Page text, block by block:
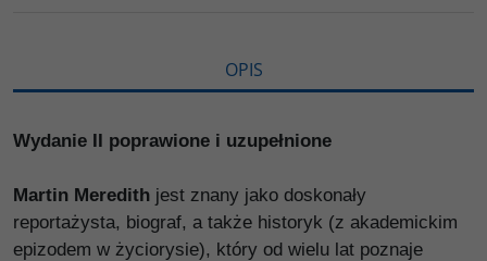
OPIS
Wydanie II poprawione i uzupełnione
Martin Meredith jest znany jako doskonały
reportażysta, biograf, a także historyk (z akademickim
epizodem w życiorysie), który od wielu lat poznaje